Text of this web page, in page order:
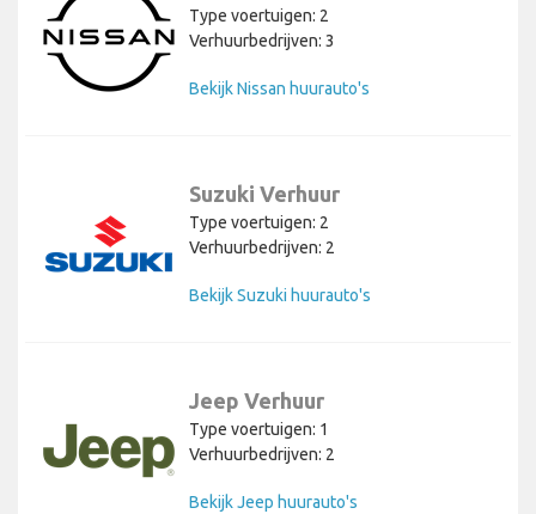
Type voertuigen: 2
Verhuurbedrijven: 3
Bekijk Nissan huurauto's
Suzuki Verhuur
Type voertuigen: 2
Verhuurbedrijven: 2
Bekijk Suzuki huurauto's
Jeep Verhuur
Type voertuigen: 1
Verhuurbedrijven: 2
Bekijk Jeep huurauto's